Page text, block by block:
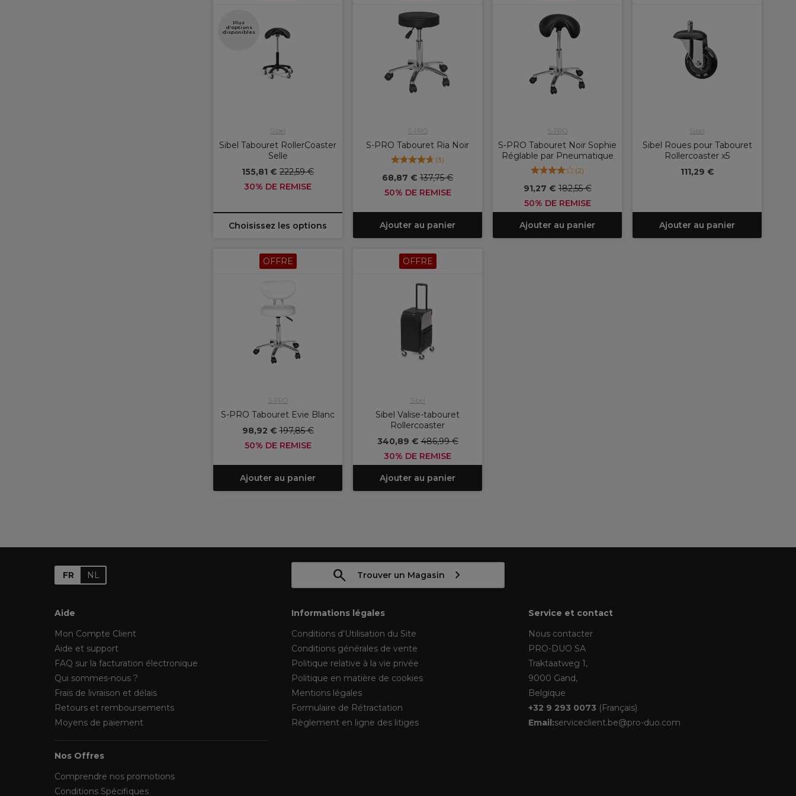
Plus
d'options
disponibles
Sibel
Sibel Tabouret RollerCoaster
Selle
155,81 € 222,59 €
30% DE REMISE
Choisissez les options
S-PRO
S-PRO Tabouret Ria Noir
(3)
68,87 € 137,75 €
50% DE REMISE
Ajouter au panier
S-PRO
S-PRO Tabouret Noir Sophie
Réglable par Pneumatique
(2)
91,27 €182,55 €
50% DE REMISE
Ajouter au panier
Sibel
Sibel Roues pour Tabouret
Rollercoaster x5
111,29 €
Ajouter au panier
OFFRE
S-PRO
S-PRO Tabouret Evie Blanc
98,92 €197,85 €
50% DE REMISE
Ajouter au panier
OFFRE
Sibel
Sibel Valise-tabouret
Rollercoaster
340,89 €486,99 €
30% DE REMISE
Ajouter au panier
FR NL Trouver un Magasin
Aide
Mon Compte Client
Aide et support
FAQ sur la facturation électronique
Qui sommes-nous ?
Frais de livraison et délais
Retours et remboursements
Moyens de paiement
Nos Offres
Comprendre nos promotions
Conditions Spécifiques
Informations légales
Conditions d’Utilisation du Site
Conditions générales de vente
Politique relative à la vie privée
Politique en matière de cookies
Mentions légales
Formulaire de Rétractation
Règlement en ligne des litiges
Service et contact
Nous contacter
PRO-DUO SA
Traktaatweg 1,
9000 Gand,
Belgique
+32 9 293 0073 (Français)
Email:serviceclient.be@pro-duo.com